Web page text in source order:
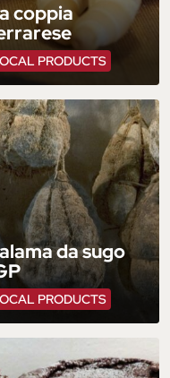
PRODUCTS
coppia
PRODUCTS
da sugo